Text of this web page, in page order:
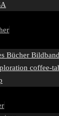
Bücher Bildband
coffee-